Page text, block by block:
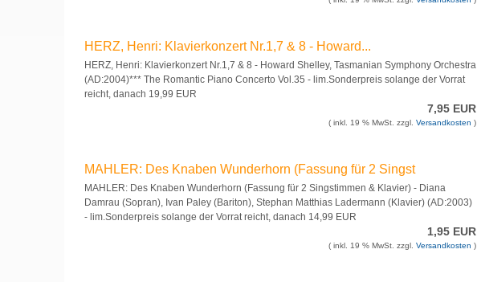
HERZ, Henri: Klavierkonzert Nr.1,7 & 8 - Howard...
HERZ, Henri: Klavierkonzert Nr.1,7 & 8 - Howard Shelley, Tasmanian Symphony Orchestra
(AD:2004)*** The Romantic Piano Concerto Vol.35 - lim.Sonderpreis solange der Vorrat
reicht, danach 19,99 EUR
7,95 EUR
( inkl. 19 % MwSt. zzgl.Versandkosten )
MAHLER: Des Knaben Wunderhorn (Fassung für 2 Singst
MAHLER: Des Knaben Wunderhorn (Fassung für 2 Singstimmen & Klavier) - Diana
Damrau (Sopran), Ivan Paley (Bariton), Stephan Matthias Ladermann (Klavier) (AD:2003)
- lim.Sonderpreis solange der Vorrat reicht, danach 14,99 EUR
1,95 EUR
( inkl. 19 % MwSt. zzgl.Versandkosten )